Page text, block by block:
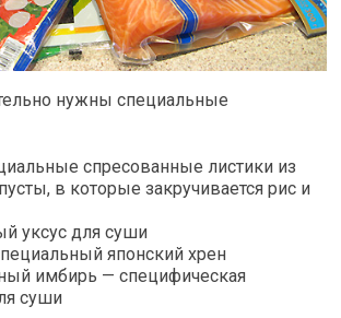
нужны специальные
спресованные листики из
в которые закручивается рис и
уксус для суши
японский хрен
имбирь — специфическая
суши